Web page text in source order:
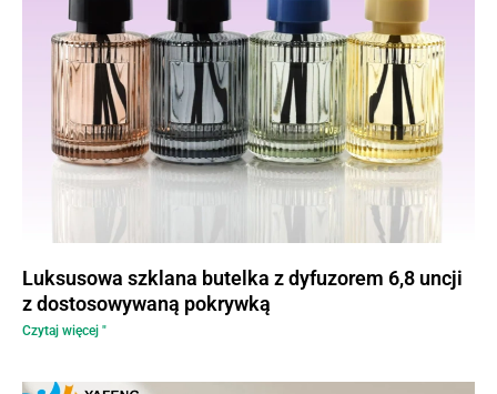
Luksusowa szklana butelka z dyfuzorem 6,8 uncji
z dostosowywaną pokrywką
Czytaj więcej "